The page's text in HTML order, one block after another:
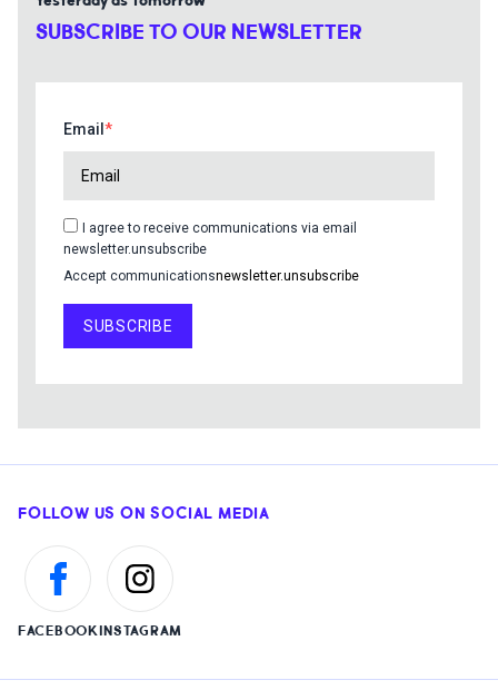
SUBSCRIBE TO OUR NEWSLETTER
Email
I agree to receive communications via email
newsletter.unsubscribe
Accept communicationsnewsletter.unsubscribe
SUBSCRIBE
FOLLOW US ON SOCIAL MEDIA
FACEBOOKINSTAGRAM